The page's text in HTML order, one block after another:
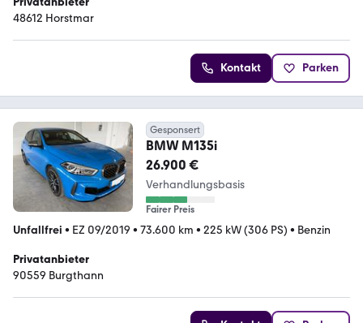
48612 Horstmar
Kontakt Parken
Gesponsert
BMW M135i
26.900 €
Verhandlungsbasis
Fairer Preis
Unfallfrei • EZ 09/2019 • 73.600 km • 225 kW (306 PS) • Benzin
Privatanbieter
90559 Burgthann